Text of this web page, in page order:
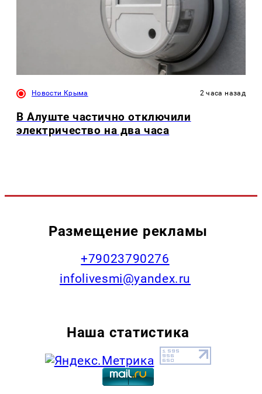
Новости Крыма 2 часа назад
В Алуште частично отключили
электричество на два часа
Размещение рекламы
+79023790276
infolivesmi@yandex.ru
Наша статистика